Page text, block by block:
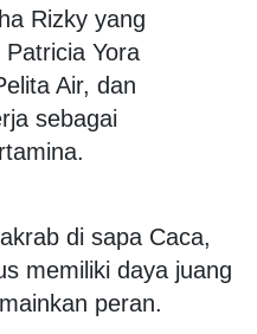
Rizky yang
Yora
Air, dan
sebagai
di sapa Caca,
memiliki daya juang
peran.